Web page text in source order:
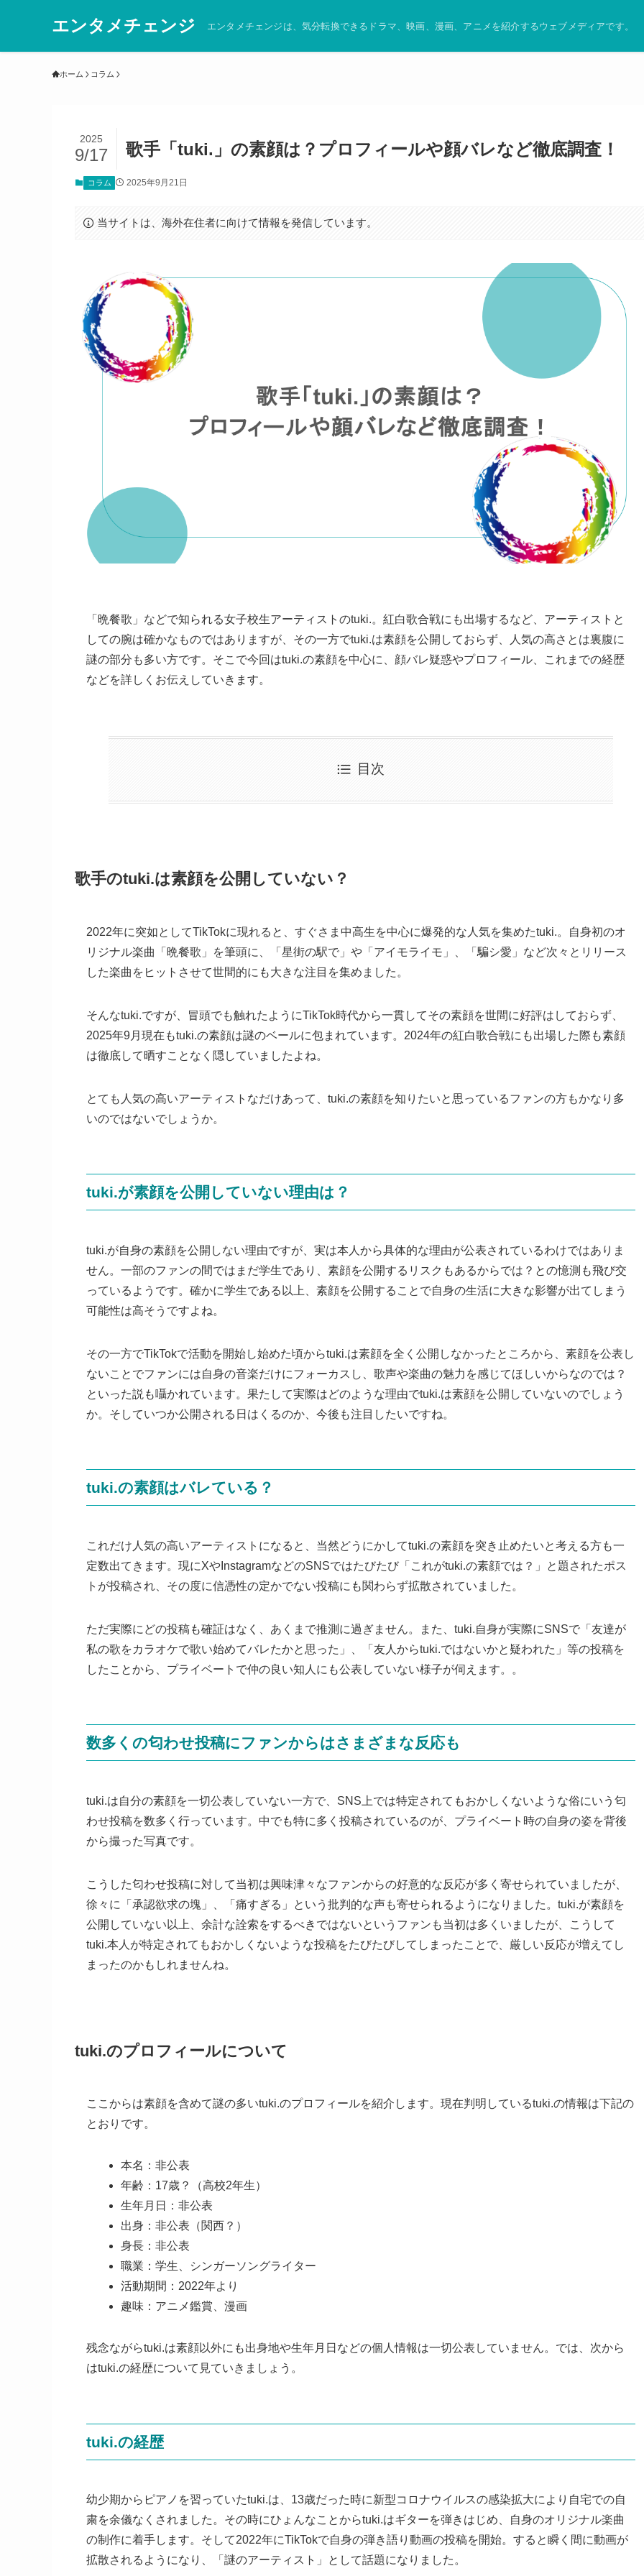
エンタメチェンジ エンタメチェンジは、気分転換できるドラマ、映画、漫画、アニメを紹介するウェブメディアです。
ホーム コラム
歌手「tuki.」の素顔は？プロフィールや顔バレなど徹底調査！
2025
9/17
コラム 2025年9月21日
当サイトは、海外在住者に向けて情報を発信しています。
「晩餐歌」などで知られる女子校生アーティストのtuki.。紅白歌合戦にも出場するなど、アーティストと
しての腕は確かなものではありますが、その一方でtuki.は素顔を公開しておらず、人気の高さとは裏腹に
謎の部分も多い方です。そこで今回はtuki.の素顔を中心に、顔バレ疑惑やプロフィール、これまでの経歴
などを詳しくお伝えしていきます。
目次
歌手のtuki.は素顔を公開していない？
2022年に突如としてTikTokに現れると、すぐさま中高生を中心に爆発的な人気を集めたtuki.。自身初のオ
リジナル楽曲「晩餐歌」を筆頭に、「星街の駅で」や「アイモライモ」、「騙シ愛」など次々とリリース
した楽曲をヒットさせて世間的にも大きな注目を集めました。
そんなtuki.ですが、冒頭でも触れたようにTikTok時代から一貫してその素顔を世間に好評はしておらず、
2025年9月現在もtuki.の素顔は謎のベールに包まれています。2024年の紅白歌合戦にも出場した際も素顔
は徹底して晒すことなく隠していましたよね。
とても人気の高いアーティストなだけあって、tuki.の素顔を知りたいと思っているファンの方もかなり多
いのではないでしょうか。
tuki.が素顔を公開していない理由は？
tuki.が自身の素顔を公開しない理由ですが、実は本人から具体的な理由が公表されているわけではありま
せん。一部のファンの間ではまだ学生であり、素顔を公開するリスクもあるからでは？との憶測も飛び交
っているようです。確かに学生である以上、素顔を公開することで自身の生活に大きな影響が出てしまう
可能性は高そうですよね。
その一方でTikTokで活動を開始し始めた頃からtuki.は素顔を全く公開しなかったところから、素顔を公表し
ないことでファンには自身の音楽だけにフォーカスし、歌声や楽曲の魅力を感じてほしいからなのでは？
といった説も囁かれています。果たして実際はどのような理由でtuki.は素顔を公開していないのでしょう
か。そしていつか公開される日はくるのか、今後も注目したいですね。
tuki.の素顔はバレている？
これだけ人気の高いアーティストになると、当然どうにかしてtuki.の素顔を突き止めたいと考える方も一
定数出てきます。現にXやInstagramなどのSNSではたびたび「これがtuki.の素顔では？」と題されたポス
トが投稿され、その度に信憑性の定かでない投稿にも関わらず拡散されていました。
ただ実際にどの投稿も確証はなく、あくまで推測に過ぎません。また、tuki.自身が実際にSNSで「友達が
私の歌をカラオケで歌い始めてバレたかと思った」、「友人からtuki.ではないかと疑われた」等の投稿を
したことから、プライベートで仲の良い知人にも公表していない様子が伺えます。。
数多くの匂わせ投稿にファンからはさまざまな反応も
tuki.は自分の素顔を一切公表していない一方で、SNS上では特定されてもおかしくないような俗にいう匂
わせ投稿を数多く行っています。中でも特に多く投稿されているのが、プライベート時の自身の姿を背後
から撮った写真です。
こうした匂わせ投稿に対して当初は興味津々なファンからの好意的な反応が多く寄せられていましたが、
徐々に「承認欲求の塊」、「痛すぎる」という批判的な声も寄せられるようになりました。tuki.が素顔を
公開していない以上、余計な詮索をするべきではないというファンも当初は多くいましたが、こうして
tuki.本人が特定されてもおかしくないような投稿をたびたびしてしまったことで、厳しい反応が増えてし
まったのかもしれませんね。
tuki.のプロフィールについて
ここからは素顔を含めて謎の多いtuki.のプロフィールを紹介します。現在判明しているtuki.の情報は下記の
とおりです。
本名：非公表
年齢：17歳？（高校2年生）
生年月日：非公表
出身：非公表（関西？）
身長：非公表
職業：学生、シンガーソングライター
活動期間：2022年より
趣味：アニメ鑑賞、漫画
残念ながらtuki.は素顔以外にも出身地や生年月日などの個人情報は一切公表していません。では、次から
はtuki.の経歴について見ていきましょう。
tuki.の経歴
幼少期からピアノを習っていたtuki.は、13歳だった時に新型コロナウイルスの感染拡大により自宅での自
粛を余儀なくされました。その時にひょんなことからtuki.はギターを弾きはじめ、自身のオリジナル楽曲
の制作に着手します。そして2022年にTikTokで自身の弾き語り動画の投稿を開始。すると瞬く間に動画が
拡散されるようになり、「謎のアーティスト」として話題になりました。